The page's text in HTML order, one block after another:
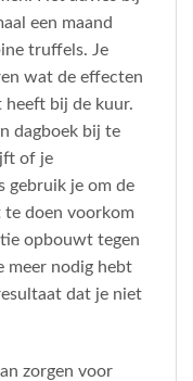
een maand
truffels. Je
wat de effecten
bij de kuur.
dagboek bij te
of je
gebruik je om de
te doen voorkom
opbouwt tegen
meer nodig hebt
dat je niet
zorgen voor